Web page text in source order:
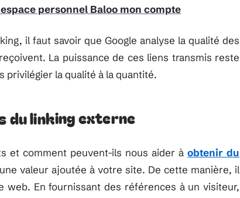
personnel Baloo mon compte
il faut savoir que Google analyse la qualité des
La puissance de ces liens transmis reste
la qualité à la quantité.
du linking externe
et comment peuvent-ils nous aider à obtenir du
valeur ajoutée à votre site. De cette manière, il
web. En fournissant des références à un visiteur,